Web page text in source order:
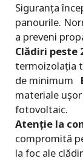
Siguranța
panourile.
a preveni
Clădiri peste
termoizolația
de minimum
materiale
fotovoltaic.
Atenție la
compromită
la foc ale